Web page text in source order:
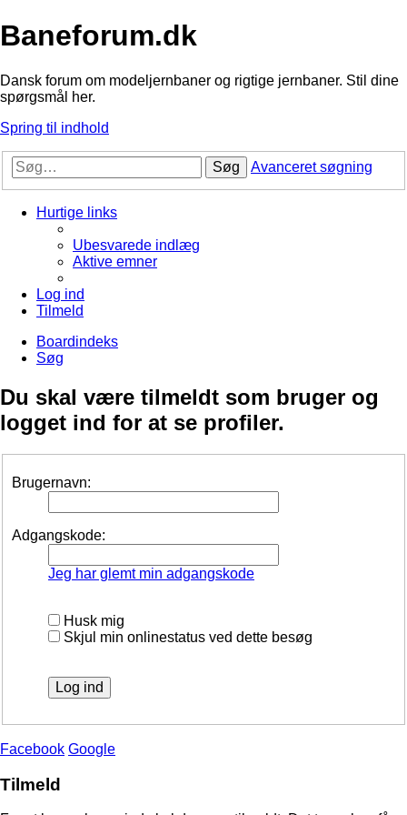
Baneforum.dk
Dansk forum om modeljernbaner og rigtige jernbaner. Stil dine
spørgsmål her.
Spring til indhold
Søg Avanceret søgning
Hurtige links
Ubesvarede indlæg
Aktive emner
Log ind
Tilmeld
Boardindeks
Søg
Du skal være tilmeldt som bruger og
logget ind for at se profiler.
Brugernavn:
Adgangskode:
Jeg har glemt min adgangskode
Husk mig
Skjul min onlinestatus ved dette besøg
Facebook Google
Tilmeld